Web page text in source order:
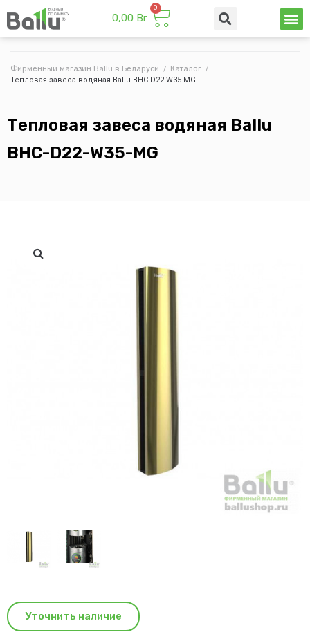
0,00 Br
Фирменный магазин Ballu в Беларуси / Каталог /
Тепловая завеса водяная Ballu BHC-D22-W35-MG
Тепловая завеса водяная Ballu
BHC-D22-W35-MG
Уточнить наличие